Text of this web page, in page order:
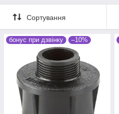
Сортування
бонус при дзвінку –10%